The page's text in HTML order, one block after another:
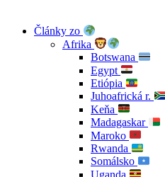
Články zo
Afrika
Botswana
Egypt
Etiópia
Juhoafrická r.
Keňa
Madagaskar
Maroko
Rwanda
Somálsko
Uganda